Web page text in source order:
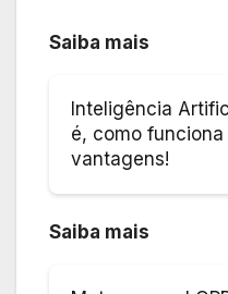
Saiba mais
Inteligência
é, como funciona
vantagens!
Saiba mais